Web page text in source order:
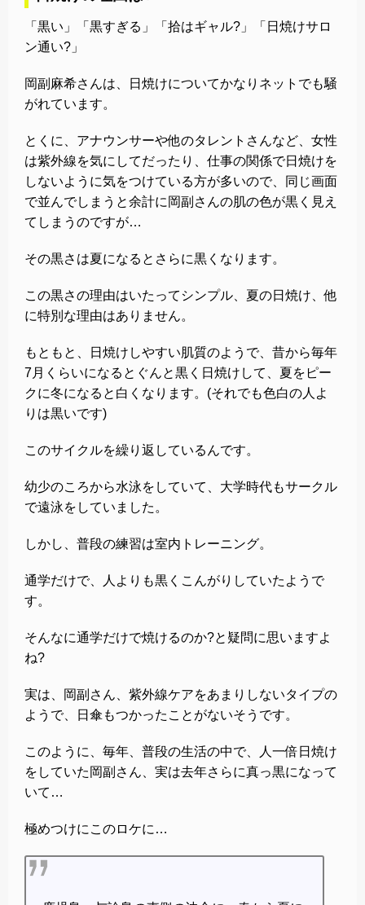
「黒い」「黒すぎる」「拾はギャル?」「日焼けサロ
ン通い?」
岡副麻希さんは、日焼けについてかなりネットでも騒
がれています。
とくに、アナウンサーや他のタレントさんなど、女性
は紫外線を気にしてだったり、仕事の関係で日焼けを
しないように気をつけている方が多いので、同じ画面
で並んでしまうと余計に岡副さんの肌の色が黒く見え
てしまうのですが…
その黒さは夏になるとさらに黒くなります。
この黒さの理由はいたってシンプル、夏の日焼け、他
に特別な理由はありません。
もともと、日焼けしやすい肌質のようで、昔から毎年
7月くらいになるとぐんと黒く日焼けして、夏をピー
クに冬になると白くなります。(それでも色白の人よ
りは黒いです)
このサイクルを繰り返しているんです。
幼少のころから水泳をしていて、大学時代もサークル
で遠泳をしていました。
しかし、普段の練習は室内トレーニング。
通学だけで、人よりも黒くこんがりしていたようで
す。
そんなに通学だけで焼けるのか?と疑問に思いますよ
ね?
実は、岡副さん、紫外線ケアをあまりしないタイプの
ようで、日傘もつかったことがないそうです。
このように、毎年、普段の生活の中で、人一倍日焼け
をしていた岡副さん、実は去年さらに真っ黒になって
いて…
極めつけにこのロケに…